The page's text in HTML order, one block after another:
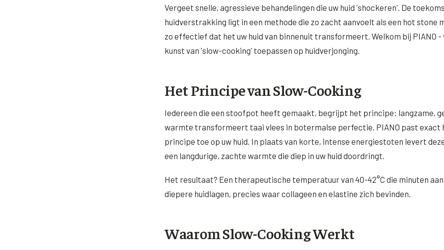
Vergeet snelle, agressieve behandelingen die uw huid 'shockeren'. De
huidverstrakking ligt in een methode die zo zacht aanvoelt als een hot stone
zo effectief dat het uw huid van binnenuit transformeert. Welkom bij PIANO -
kunst van 'slow-cooking' toepassen op huidverjonging.
Het Principe van Slow-Cooking
Iedereen die een stoofpot heeft gemaakt, begrijpt het principe: langzame,
warmte transformeert taai vlees in botermalse perfectie. PIANO past exact
principe toe op uw huid. In plaats van korte, intense energiestoten levert
een langdurige, zachte warmte die diep in uw huid doordringt.
Het resultaat? Een therapeutische temperatuur van 40-42°C die minuten
diepere huidlagen, precies waar collageen en elastine zich bevinden.
Waarom Slow-Cooking Werkt